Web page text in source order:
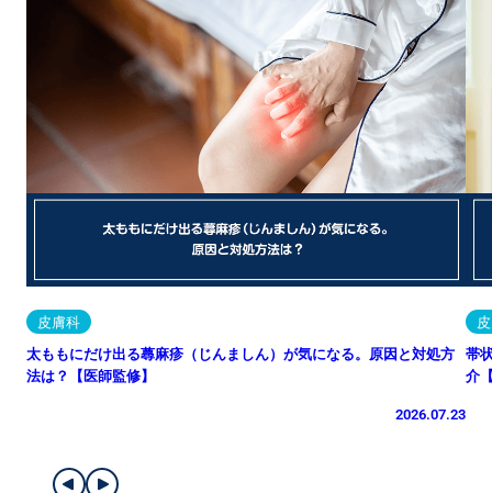
皮膚科
太ももにだけ出る蕁麻疹（じんましん）が気になる。原因と対処方
法は？【医師監修】
2026.07.23
帯
介